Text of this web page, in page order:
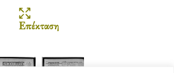
Επέκταση